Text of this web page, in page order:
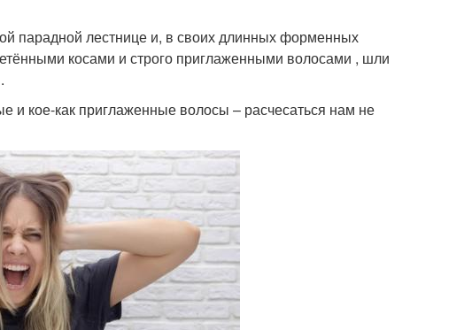
парадной лестнице и, в своих длинных форменных
косами и строго приглаженными волосами , шли
кое-как приглаженные волосы – расчесаться нам не